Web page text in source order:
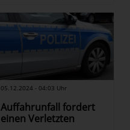
05.12.2024 - 04:03 Uhr
Auffahrunfall fordert
einen Verletzten